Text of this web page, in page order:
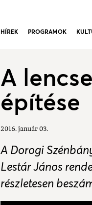
HÍREK PROGRAMOK
A
építése
2016. január 03.
A Dorogi
Lestár János
részletesen